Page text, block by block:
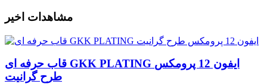
مشاهدات اخیر
قاب حرفه ای GKK PLATING ایفون 12 پرومکس
طرح گرانیت